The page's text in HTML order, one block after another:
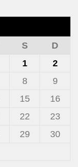
S
D
1
2
8
9
15
16
22
23
29
30